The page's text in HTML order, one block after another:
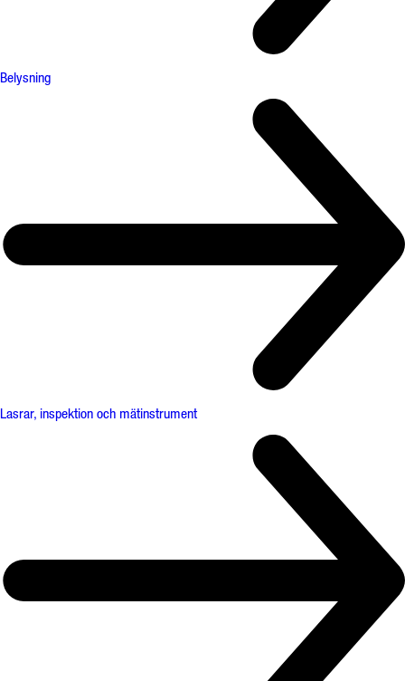
Belysning
Lasrar, inspektion och mätinstrument